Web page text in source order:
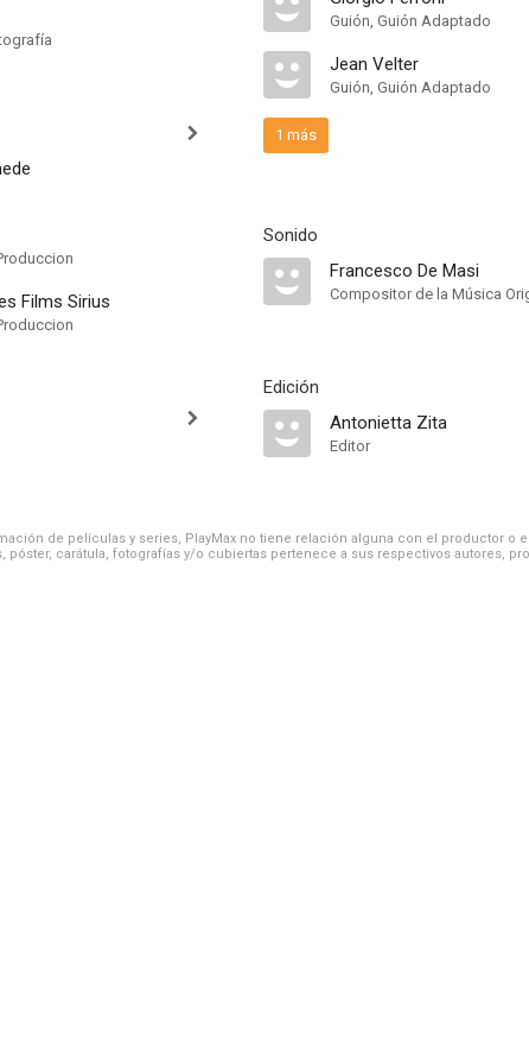
Films Sirius
Guión, Guión Adaptado
Jean Velter
Guión, Guión Adaptado
1 más
Sonido
Francesco De Masi
Compositor de la Música
Edición
Antonietta Zita
Editor
de películas y series, PlayMax no tiene relación alguna con el productor o
póster, carátula, fotografías y/o cubiertas pertenece a sus respectivos autores,